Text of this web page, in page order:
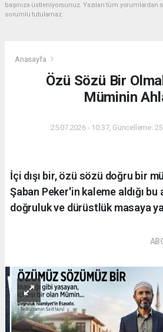
başınıza üstleniyorsunuz. Yazılan tüm
sorumlu tutulamaz.
Anasayfa
Özü Sözü Bir
Müminin
25.07.2026 - 10:37, Güncelleme:
İçi dışı bir, özü sözü doğru bir
Şaban Peker'in kaleme aldığı bu
doğruluk ve dürüstlük masaya